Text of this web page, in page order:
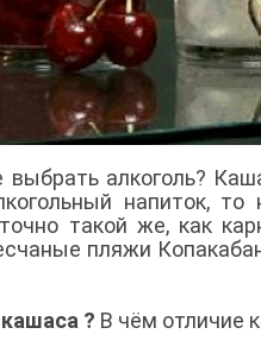
алкоголь?
напиток,
точно такой же, как
пляжи
? В чём отличие